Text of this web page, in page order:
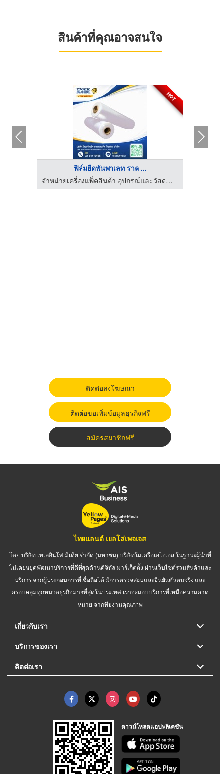
สินค้าที่คุณอาจสนใจ
HOT
ฟิล์มยืดพันพาเลท ราค ...
จำหน่ายเครื่องแพ็คสินค้า อุปกรณ์และวัสดุสำหรับงานหีบห่อสินค้า
ติดต่อลงโฆษณา
ติดต่อขอเพิ่มข้อมูลธุรกิจฟรี
สมัครสมาชิกฟรี
ไทยแลนด์ เยลโล่เพจเจส
โดย บริษัท เทเลอินโฟ มีเดีย จำกัด (มหาชน) บริษัทในเครือเอไอเอส ในฐานะผู้นำที่
ไม่เคยหยุดพัฒนาบริการที่ดีที่สุดด้านดิจิทัล มาร์เก็ตติ้ง ผ่านเว็บไซต์รวมสินค้าและ
บริการ จากผู้ประกอบการที่เชื่อถือได้ มีการตรวจสอบและยืนยันตัวตนจริง และ
ครอบคลุมทุกหมวดธุรกิจมากที่สุดในประเทศ เราจะมอบบริการที่เหนือความคาด
หมาย จากทีมงานคุณภาพ
เกี่ยวกับเรา
บริการของเรา
ติดต่อเรา
ดาวน์โหลดแอปพลิเคชัน